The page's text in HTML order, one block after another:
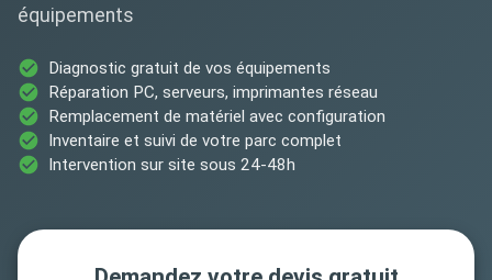
équipements
Diagnostic gratuit de vos équipements
Réparation PC, serveurs, imprimantes réseau
Remplacement de matériel avec configuration
Inventaire et suivi de votre parc complet
Intervention sur site sous 24-48h